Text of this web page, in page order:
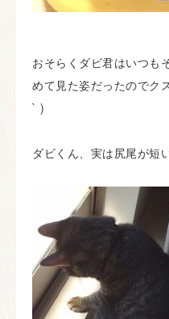
おそらくダビ君はいつも
めて見た姿だったのでク
` )
ダビくん、実は尻尾が短